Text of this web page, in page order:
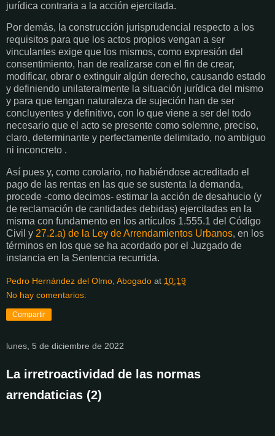
jurídica contraria a la acción ejercitada.
Por demás, la construcción jurisprudencial respecto a los
requisitos para que los actos propios vengan a ser
vinculantes exige que los mismos, como expresión del
consentimiento, han de realizarse con el fin de crear,
modificar, obrar o extinguir algún derecho, causando estado
y definiendo unilateralmente la situación jurídica del mismo
y para que tengan naturaleza de sujeción han de ser
concluyentes y definitivo, con lo que viene a ser del todo
necesario que el acto se presente como solemne, preciso,
claro, determinante y perfectamente delimitado, no ambiguo
ni inconcreto .
Así pues y, como corolario, no habiéndose acreditado el
pago de las rentas en las que se sustenta la demanda,
procede -como decimos- estimar la acción de desahucio (y
de reclamación de cantidades debidas) ejercitadas en la
misma con fundamento en los artículos 1.555.1 del Código
Civil y 27.2.a) de la Ley de Arrendamientos Urbanos, en los
términos en los que se ha acordado por el Juzgado de
instancia en la Sentencia recurrida.
Pedro Hernández del Olmo, Abogado at 10:19
No hay comentarios:
Compartir
lunes, 5 de diciembre de 2022
La irretroactividad de las normas
arrendaticias (2)